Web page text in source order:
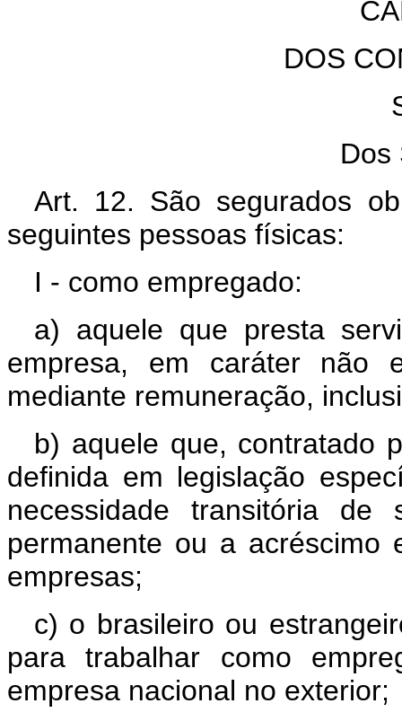
DOS
Dos
Art. 12. São segurados
seguintes pessoas físicas:
I - como empregado:
a) aquele que presta
empresa, em caráter não
mediante remuneração,
b) aquele que, contratado
definida em legislação
necessidade transitória
permanente ou a acréscimo
empresas;
c) o brasileiro ou
para trabalhar como
empresa nacional no exterior;